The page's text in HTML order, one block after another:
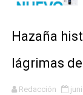
Accidente en
Discusión
Coraasan
Hazaña
lágrimas
Redacción